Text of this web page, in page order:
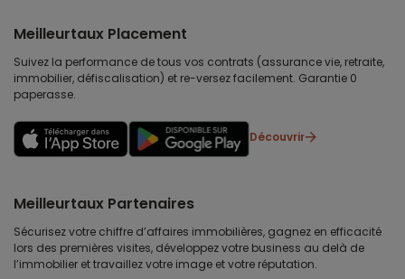
Meilleurtaux Placement
Suivez la performance de tous vos contrats (assurance vie, retraite,
immobilier, défiscalisation) et re-versez facilement. Garantie 0
paperasse.
Découvrir
Meilleurtaux Partenaires
Sécurisez votre chiffre d’affaires immobilières, gagnez en efficacité
lors des premières visites, développez votre business au delà de
l’immobilier et travaillez votre image et votre réputation.